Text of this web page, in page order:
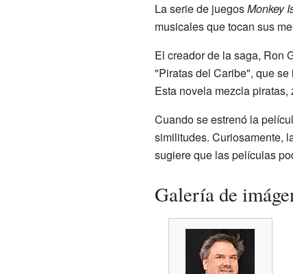
La serie de juegosMonkey
musicales que tocan sus
El creador de la saga, Ron
"Piratas del Caribe", que
Esta novela mezcla piratas,
Cuando se estrenó la
similitudes. Curiosamente,
sugiere que las películas
Galería de